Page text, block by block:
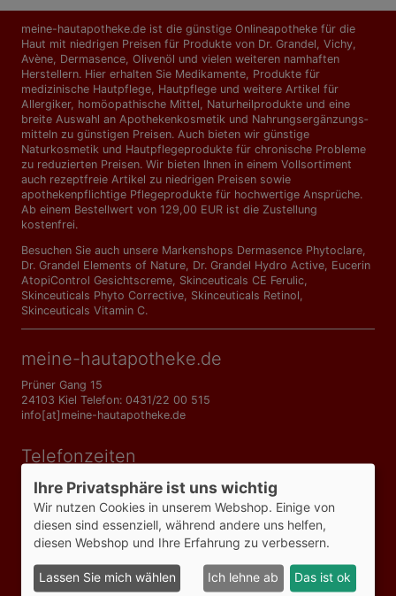
meine-hautapotheke.de ist die günstige Onlineapotheke für die
Haut mit niedrigen Preisen für Produkte von Dr. Grandel, Vichy,
Avène, Dermasence, Olivenöl und vielen weiteren namhaften
Herstellern. Hier erhalten Sie Medikamente, Produkte für
medizinische Hautpflege, Hautpflege und weitere Artikel für
Allergiker, homöopathische Mittel, Naturheilprodukte und eine
breite Auswahl an Apothekenkosmetik und Nahrungs­ergänzungs­
mitteln zu günstigen Preisen. Auch bieten wir günstige
Naturkosmetik und Hautpflegeprodukte für chronische Probleme
zu reduzierten Preisen. Wir bieten Ihnen in einem Vollsortiment
auch rezeptfreie Artikel zu niedrigen Preisen sowie
apothekenpflichtige Pflegeprodukte für hochwertige Ansprüche.
Ab einem Bestellwert von 129,00 EUR ist die Zustellung
kostenfrei.
Besuchen Sie auch unsere Markenshops Dermasence Phytoclare
Dr. Grandel Elements of Nature Dr. Grandel Hydro Active Eucerin
AtopiControl Gesichtscreme Skinceuticals CE Ferulic
Skinceuticals Phyto Corrective Skinceuticals Retinol
Skinceuticals Vitamin C.
meine-hautapotheke.de
Prüner Gang 15
24103 Kiel Telefon: 0431/22 00 515
info[at]meine-hautapotheke.de
Telefonzeiten
Mo-Fr 09:00-18:00 Uhr
Informationen
Impressum
Datenschutzerklärung
Ihre Privatsphäre ist uns wichtig
Wir nutzen Cookies in unserem Webshop. Einige von
diesen sind essenziell, während andere uns helfen,
diesen Webshop und Ihre Erfahrung zu verbessern.
Lassen Sie mich wählen Ich lehne ab Das ist ok